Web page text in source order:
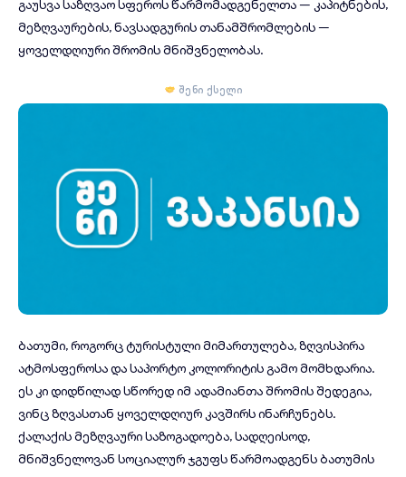
გაუსვა საზღვაო სფეროს წარმომადგენელთა — კაპიტნების,
მეზღვაურების, ნავსადგურის თანამშრომლების —
ყოველდღიური შრომის მნიშვნელობას.
შენი ქსელი
ბათუმი, როგორცტურისტული მიმართულება, ზღვისპირა
ატმოსფეროსა და საპორტო კოლორიტის გამო მომხდარია.
ეს კი დიდწილად სწორედ იმ ადამიანთა შრომის შედეგია,
ვინც ზღვასთან ყოველდღიურ კავშირს ინარჩუნებს.
ქალაქის მეზღვაური საზოგადოება, სადღეისოდ,
მნიშვნელოვან სოციალურ ჯგუფს წარმოადგენს ბათუმის